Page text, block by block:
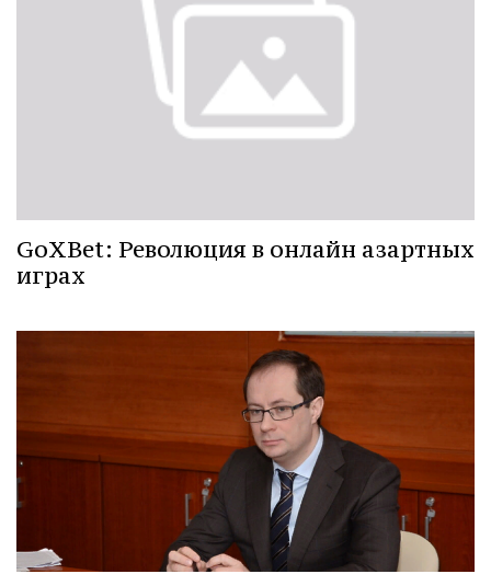
GoXBet: Революция в онлайн азартных
играх